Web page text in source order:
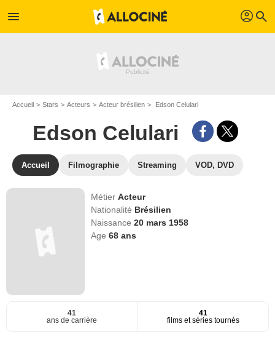
menu profil search
Accueil Stars Acteurs Acteur brésilien Edson Celulari
Edson Celulari
Accueil Filmographie Streaming VOD, DVD
MétierActeur
Nationalité Brésilien
Naissance20 mars 1958
Age68 ans
41
ans de carrière
41
films et séries tournés